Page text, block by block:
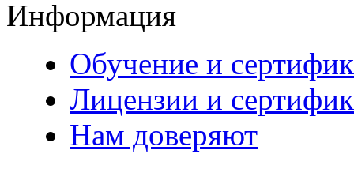
Информация
Обучение и
Лицензии и
Нам доверяют